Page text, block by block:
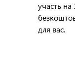
участь
для вас.